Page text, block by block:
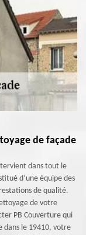
de façade
dans tout le
d’une équipe des
de qualité.
de votre
PB Couverture qui
dans le 19410, votre